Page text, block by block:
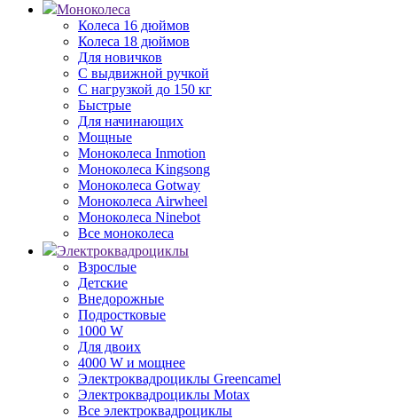
Моноколеса
Колеса 16 дюймов
Колеса 18 дюймов
Для новичков
С выдвижной ручкой
С нагрузкой до 150 кг
Быстрые
Для начинающих
Мощные
Моноколеса Inmotion
Моноколеса Kingsong
Моноколеса Gotway
Моноколеса Airwheel
Моноколеса Ninebot
Все моноколеса
Электроквадроциклы
Взрослые
Детские
Внедорожные
Подростковые
1000 W
Для двоих
4000 W и мощнее
Электроквадроциклы Greencamel
Электроквадроциклы Motax
Все электроквадроциклы